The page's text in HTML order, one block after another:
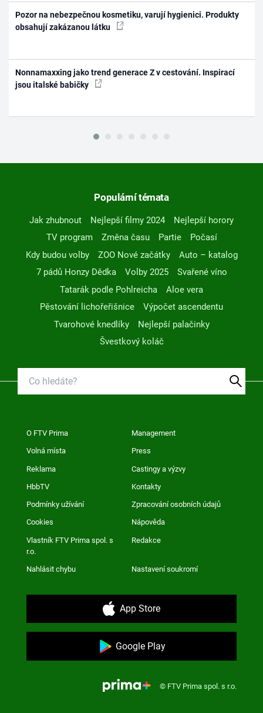
Pozor na nebezpečnou kosmetiku, varují hygienici. Produkty
obsahují zakázanou látku
Nonnamaxxing jako trend generace Z v cestování. Inspirací
jsou italské babičky
Populární témata
Jak zhubnout Nejlepší filmy 2024
Nejlepší horory
TV program
Změna času Partie
Počasí
Kdy budou volby
ZOO Nové začátky
Auto – katalog
7 pádů Honzy Dědka
Volby 2025
Svařené víno
Tatarák podle Pohlreicha
Aloe vera
Pěstování lichořeřišnice
Výpočet ascendentu
Tvarohové knedlíky
Nejlepší palačinky
Švestkový koláč
O FTV Prima Management
Volná místa Press
Reklama Castingy a výzvy
HbbTV Kontakty
Podmínky užívání Zpracování osobních údajů
Cookies Nápověda
Vlastník FTV Prima spol. s
r.o.
Redakce
Nahlásit chybu Nastavení soukromí
App Store
Google Play
© FTV Prima spol. s r.o.